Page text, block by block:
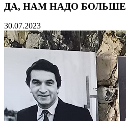
ДА, НАМ НАДО БОЛЬШЕ
30.07.2023